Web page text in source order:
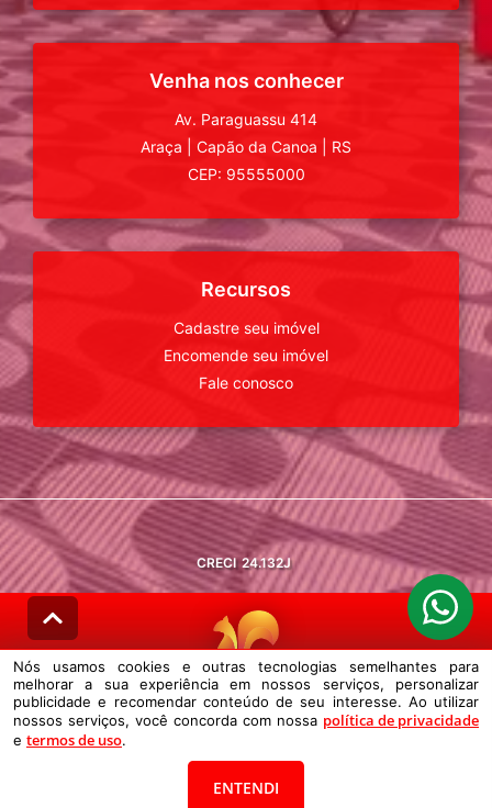
Venha nos conhecer
Av. Paraguassu 414
Araça
Capão da Canoa
RS
CEP: 95555000
Recursos
Cadastre seu imóvel
Encomende seu imóvel
Fale conosco
CRECI 24.132J
© DESENVOLVIDO PELAAGIL.NET
Nós usamos cookies e outras tecnologias semelhantes para melhorar a
sua experiência em nossos serviços, personalizar publicidade e
Nós usamos cookies e outras tecnologias semelhantes para
melhorar a sua experiência em nossos serviços, personalizar
publicidade e recomendar conteúdo de seu interesse. Ao utilizar
nossos serviços, você concorda com nossa política de privacidade
e termos de uso.
ENTENDI